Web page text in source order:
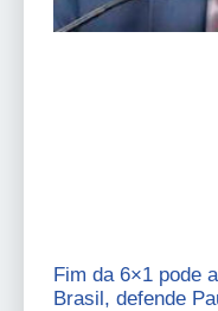
Fim da 6×1 pode
Brasil, defende